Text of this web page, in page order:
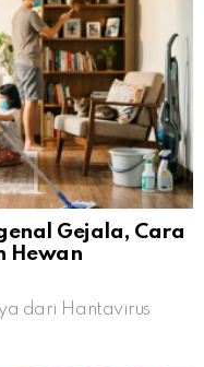
Gejala, Cara
Hewan
dari Hantavirus